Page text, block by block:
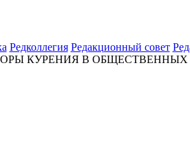
Редколлегия Редакционный совет
КУРЕНИЯ В ОБЩЕСТВЕННЫХ